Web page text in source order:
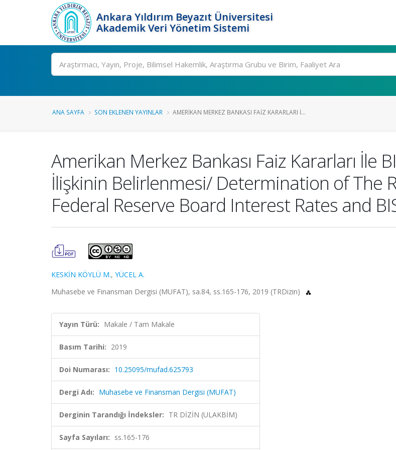
Ankara Yıldırım Beyazıt Üniversitesi
Akademik Veri Yönetim Sistemi
Ara
ANA SAYFA SON EKLENEN YAYINLAR AMERIKAN MERKEZ BANKASI FAIZ KARARLARI İ...
Amerikan Merkez Bankası Faiz Kararları İle
İlişkinin Belirlenmesi/ Determination of The
Federal Reserve Board Interest Rates and
KESKİN KÖYLÜ M., YÜCEL A.
Muhasebe ve Finansman Dergisi (MUFAT), sa.84, ss.165-176, 2019 (TRDizin)
Yayın Türü: Makale / Tam Makale
Basım Tarihi: 2019
Doi Numarası: 10.25095/mufad.625793
Dergi Adı: Muhasebe ve Finansman Dergisi (MUFAT)
Derginin Tarandığı İndeksler: TR DİZİN (ULAKBİM)
Sayfa Sayıları: ss.165-176